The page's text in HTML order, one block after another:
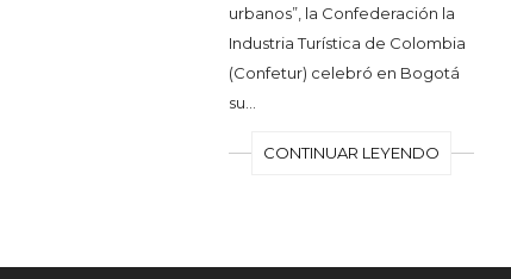
urbanos”, la Confederación la
Industria Turística de Colombia
(Confetur) celebró en Bogotá
su…
CONTINUAR LEYENDO